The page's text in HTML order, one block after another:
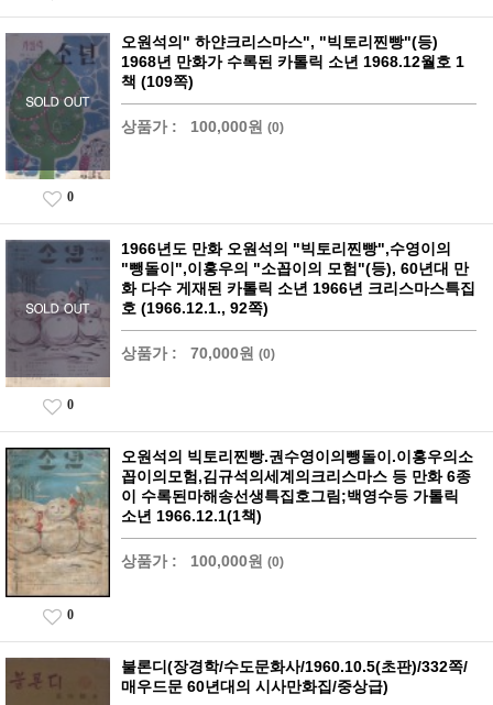
오원석의" 하얀크리스마스", "빅토리찐빵"(등)
1968년 만화가 수록된 카톨릭 소년 1968.12월호 1
책 (109쪽)
상품가 : 100,000원 (0)
0
1966년도 만화 오원석의 "빅토리찐빵",수영이의
"뺑돌이",이홍우의 "소꼽이의 모험"(등), 60년대 만
화 다수 게재된 카톨릭 소년 1966년 크리스마스특집
호 (1966.12.1., 92쪽)
상품가 : 70,000원 (0)
0
오원석의 빅토리찐빵.권수영이의뺑돌이.이홍우의소
꼽이의모험,김규석의세계의크리스마스 등 만화 6종
이 수록된마해송선생특집호그림;백영수등 가톨릭
소년 1966.12.1(1책)
상품가 : 100,000원 (0)
0
불론디(장경학/수도문화사/1960.10.5(초판)/332쪽/
매우드문 60년대의 시사만화집/중상급)